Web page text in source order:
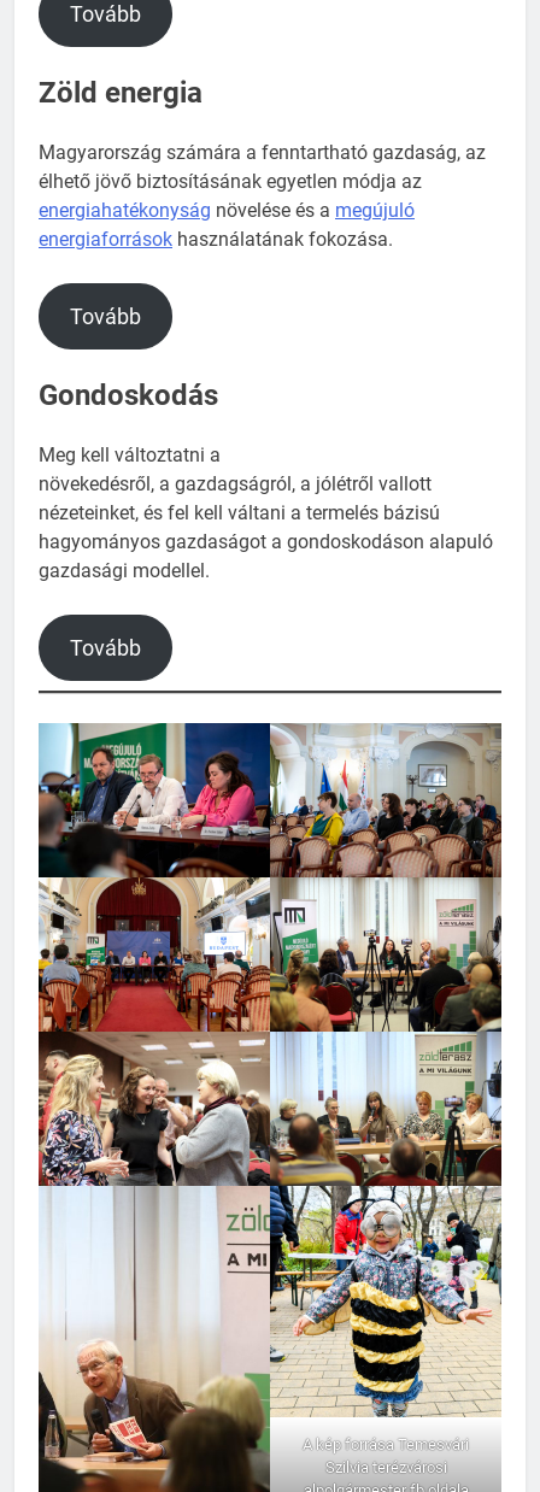
Tovább
Zöld energia
Magyarország számára a fenntartható gazdaság, az
élhető jövő biztosításának egyetlen módja az
energiahatékonyság növelése és a megújuló
energiaforrások használatának fokozása.
Tovább
Gondoskodás
Meg kell változtatni a
növekedésről, a gazdagságról, a jólétről vallott
nézeteinket, és fel kell váltani a termelés bázisú
hagyományos gazdaságot a gondoskodáson alapuló
gazdasági modellel.
Tovább
A kép forrása Temesvári
Szilvia terézvárosi